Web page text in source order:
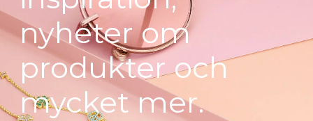
nyheter om
produkter och
mycket mer.